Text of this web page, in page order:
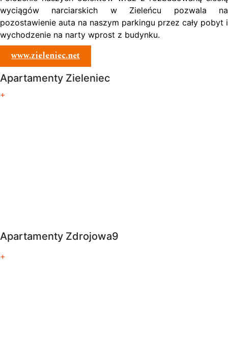
wyciągów narciarskich w Zieleńcu pozwala na
pozostawienie auta na naszym parkingu przez cały pobyt i
wychodzenie na narty wprost z budynku.
www.zieleniec.net
Apartamenty Zieleniec
+
Apartamenty Zdrojowa9
+